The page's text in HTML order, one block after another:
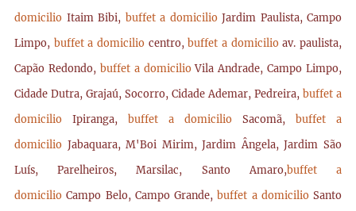
domicilio Itaim Bibi, buffet a domicilio Jardim Paulista, Campo
Limpo, buffet a domicilio centro,buffet a domicilioav. paulista,
Capão Redondo, buffet a domicilioVila Andrade, Campo Limpo,
Cidade Dutra, Grajaú, Socorro, Cidade Ademar, Pedreira, buffet a
domicilio Ipiranga, buffet a domicilio Sacomã, buffet a
domicilio Jabaquara, M'Boi Mirim, Jardim Ângela, Jardim São
Luís, Parelheiros, Marsilac, Santo Amaro,buffet a
domicilioCampo Belo, Campo Grande,buffet a domicilio Santo